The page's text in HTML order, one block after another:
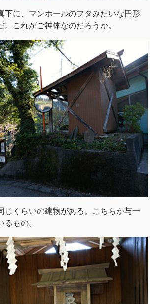
下に、マンホールのフタみたいな円形
。これがご神体なのだろうか。
じくらいの建物がある。こちらが与一
るもの。